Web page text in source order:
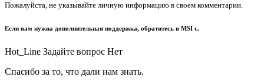
Пожалуйста, не указывайте личную информацию в своем комментарии.
Если вам нужна дополнительная поддержка, обратитесь в MSI с.
Hot_Line Задайте вопрос Нет
Спасибо за то, что дали нам знать.